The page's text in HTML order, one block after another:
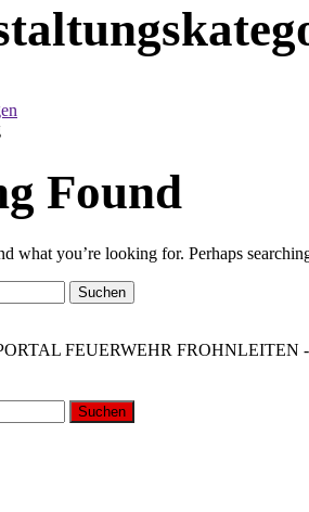
Found
what you’re looking for. Perhaps
FEUERWEHR FROHNLEITEN -